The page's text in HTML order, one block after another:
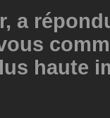
a
haute